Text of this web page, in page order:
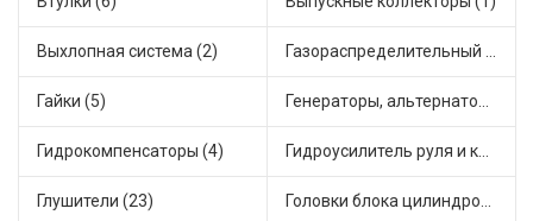
Выхлопная система (2) Газораспределительный механизм (1)
Гайки (5) Генераторы, альтернаторы и комплектующие (17)
Гидрокомпенсаторы (4) Гидроусилитель руля и комплектующие (1)
Глушители (23) Головки блока цилиндров (1)